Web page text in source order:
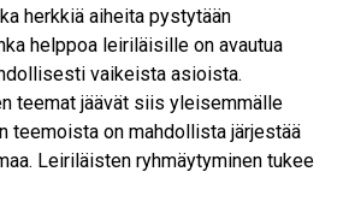
herkkiä aiheita pystytään
helppoa leiriläisille on avautua
vaikeista asioista.
teemat jäävät siis yleisemmälle
teemoista on mahdollista järjestää
Leiriläisten ryhmäytyminen tukee